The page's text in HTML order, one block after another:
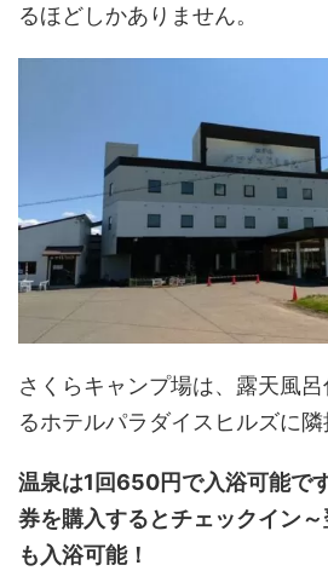
るほどしかありません。
さくらキャンプ場は、露天風
るホテルパラダイスヒルズに隣
温泉は1回650円で入浴可能で
券を購入するとチェックイン
も入浴可能！